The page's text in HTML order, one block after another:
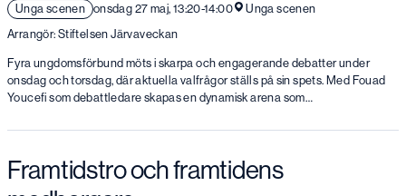
Unga scenen onsdag 27 maj, 13:20-14:00
Unga scenen
Arrangör: Stiftelsen Järvaveckan
Fyra ungdomsförbund möts i skarpa och engagerande debatter under
onsdag och torsdag, där aktuella valfrågor ställs på sin spets. Med Fouad
Youcefi som debattledare skapas en dynamisk arena som…
Framtidstro och framtidens